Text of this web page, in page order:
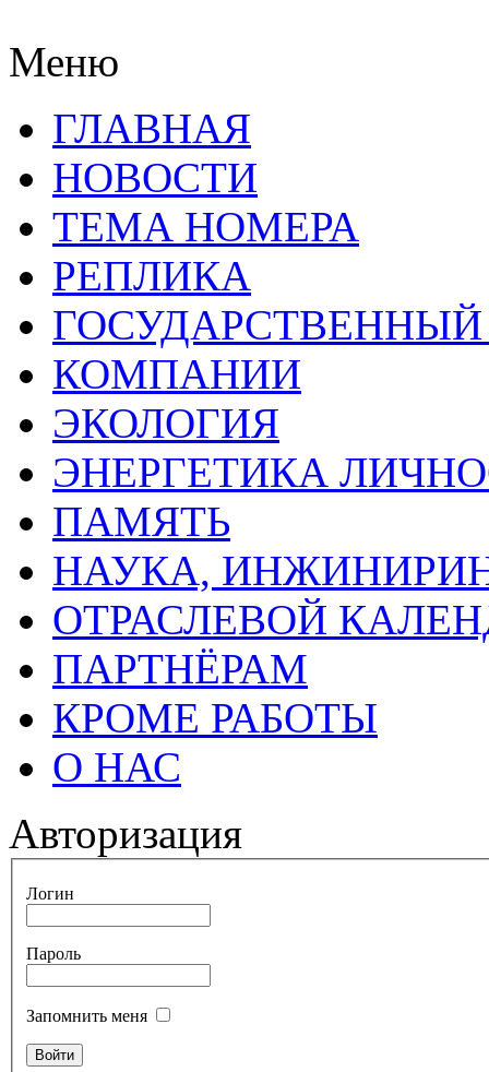
Меню
ГЛАВНАЯ
НОВОСТИ
ТЕМА НОМЕРА
РЕПЛИКА
КОМПАНИИ
ЭКОЛОГИЯ
ЭНЕРГЕТИКА
ПАМЯТЬ
НАУКА,
ОТРАСЛЕВОЙ
ПАРТНЁРАМ
КРОМЕ РАБОТЫ
О НАС
Авторизация
Логин
Пароль
Запомнить меня